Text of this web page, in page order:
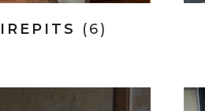
(6)